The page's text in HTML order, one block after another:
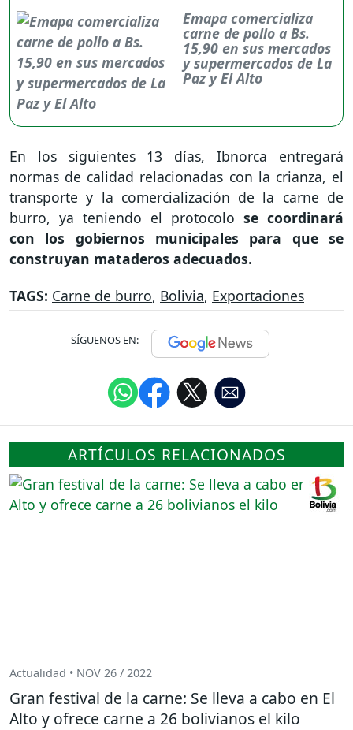
Emapa comercializa
carne de pollo a Bs.
15,90 en sus mercados
y supermercados de La
Paz y El Alto
En los siguientes 13 días, Ibnorca entregará
normas de calidad relacionadas con la crianza, el
transporte y la comercialización de la carne de
burro, ya teniendo el protocolo se coordinará
con los gobiernos municipales para que se
construyan mataderos adecuados.
TAGS: Carne de burro, Bolivia, Exportaciones
SÍGUENOS EN:
ARTÍCULOS RELACIONADOS
Actualidad • NOV 26 / 2022
Gran festival de la carne: Se lleva a cabo en El
Alto y ofrece carne a 26 bolivianos el kilo